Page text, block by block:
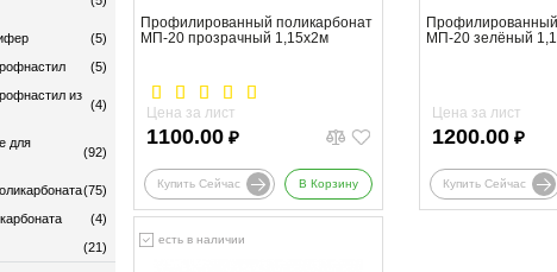
(5)
(5)
из
(4)
для
(92)
(75)
(4)
(21)
Профилированный поликарбонат
МП-20 прозрачный 1,15х2м
Цена за лист
1100.00 ₽
Купить Сейчас В Корзину
МП-20 зелёный
Цена за лист
1200.00 ₽
Купить Сейчас
есть в наличии